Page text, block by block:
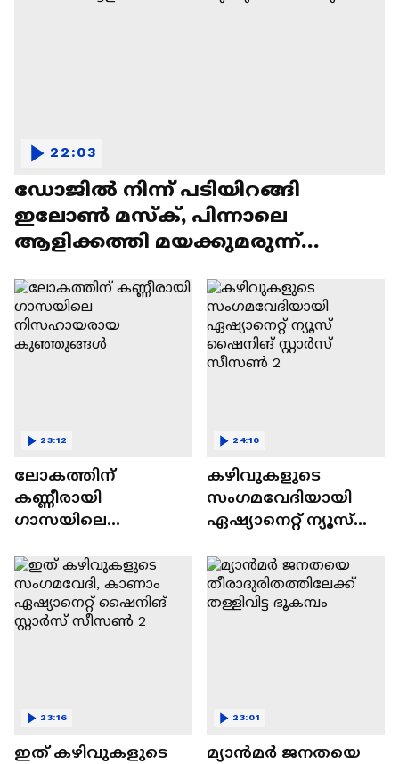
ഡോജിൽ നിന്ന് പടിയിറങ്ങി
ഇലോൺ മസ്ക്, പിന്നാലെ
ആളിക്കത്തി മയക്കുമരുന്ന്
22:03
ലോകത്തിന്
കണ്ണീരായി
ഗാസയിലെ
കുഞ്ഞുങ്ങൾ
23:12
കഴിവുകളുടെ
സംഗമവേദിയായി
ഏഷ്യാനെറ്റ് ന്യൂസ്
സീസൺ 2
24:10
ഇത് കഴിവുകളുടെ
23:16
മ്യാൻമർ ജനതയെ
23:01